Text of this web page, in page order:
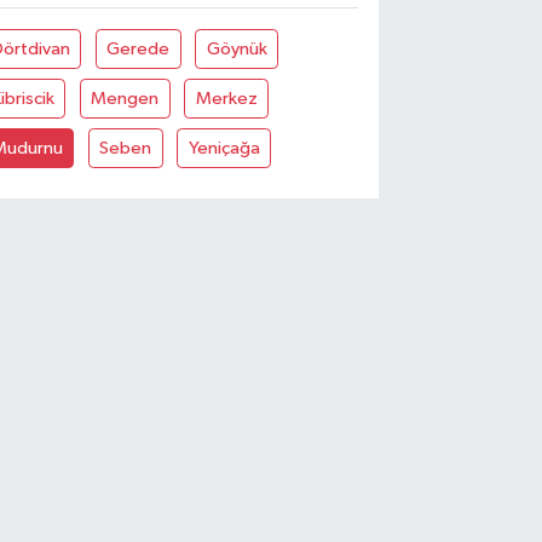
Gerede Göynük
Mengen Merkez
Seben Yeniçağa